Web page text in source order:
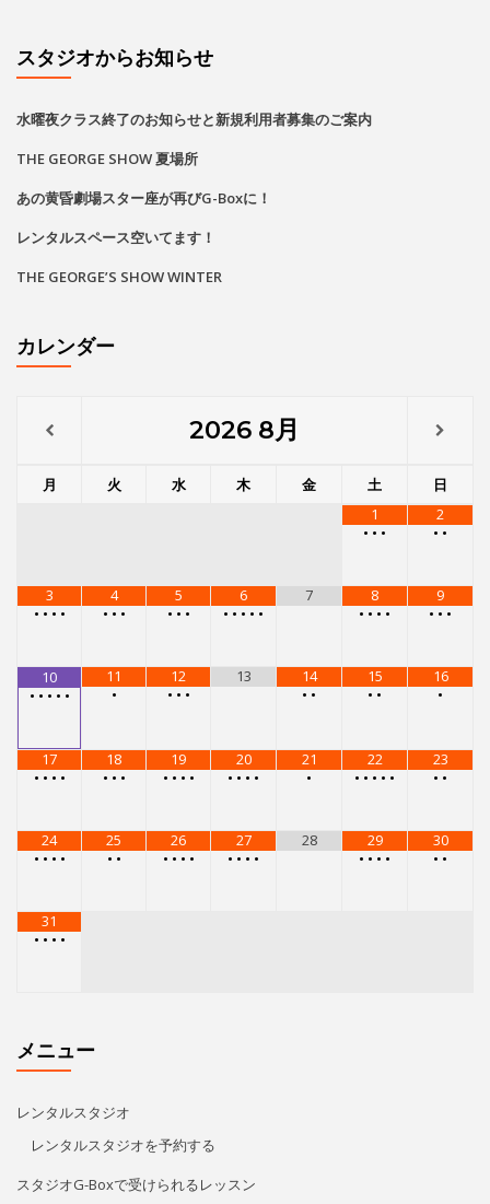
スタジオからお知らせ
水曜夜クラス終了のお知らせと新規利用者募集のご案内
THE GEORGE SHOW 夏場所
あの黄昏劇場スター座が再びG-Boxに！
レンタルスペース空いてます！
THE GEORGE’S SHOW WINTER
カレンダー
2026 8月
月 火 水 木 金 土
日
1
• • •
2
• •
3
• • • •
4
• • •
5
• • •
6
• • • • •
7
8
• • • •
9
• • •
10
• • • • •
11
•
12
• • •
13
14
• •
15
• •
16
•
17
• • • •
18
• • •
19
• • • •
20
• • • •
21
•
22
• • • • •
23
• •
24
• • • •
25
• •
26
• • • •
27
• • • •
28
29
• • • •
30
• •
31
• • • •
メニュー
レンタルスタジオ
レンタルスタジオを予約する
スタジオG-Boxで受けられるレッスン